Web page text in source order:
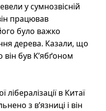
у сумнозвісній
працював
було важко
дерева. Казали, що
був К’ябґоном
в Китаї
з в’язниці і він